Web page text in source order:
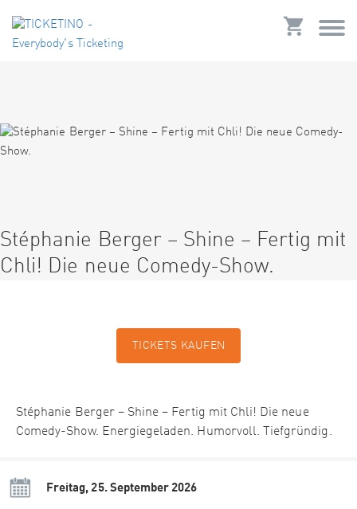
Stéphanie Berger – Shine – Fertig mit
Chli! Die neue Comedy-Show.
TICKETS KAUFEN
Stéphanie Berger – Shine – Fertig mit Chli! Die neue
Comedy-Show. Energiegeladen. Humorvoll. Tiefgründig.
Freitag, 25. September 2026